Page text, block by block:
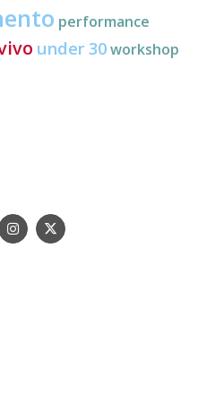
performance
under 30workshop